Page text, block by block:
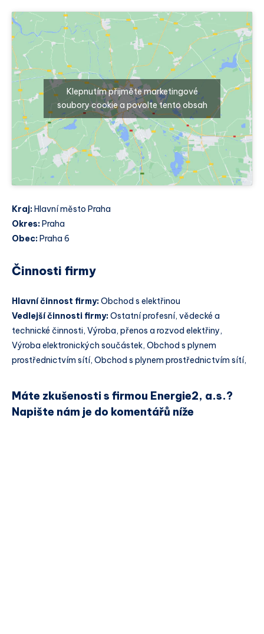
Klepnutím přijměte marketingové
soubory cookie a povolte tento obsah
Kraj: Hlavní město Praha
Okres: Praha
Obec: Praha 6
Činnosti firmy
Hlavní činnost firmy:Obchod s elektřinou
Vedlejší činnosti firmy:Ostatní profesní, vědecké a
technické činnosti, Výroba, přenos a rozvod elektřiny,
Výroba elektronických součástek, Obchod s plynem
prostřednictvím sítí, Obchod s plynem prostřednictvím sítí,
Máte zkušenosti s firmou Energie2, a.s.?
Napište nám je do komentářů níže